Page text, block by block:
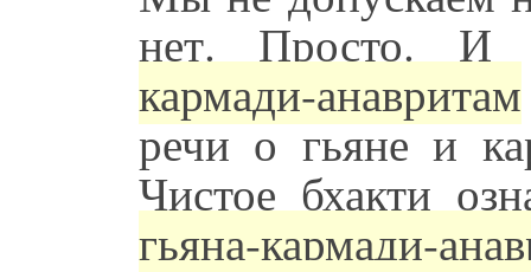
нет. Просто. И
кармади-анавритам
речи о гьяне и
Чистое бхакти
гьяна-кармади-